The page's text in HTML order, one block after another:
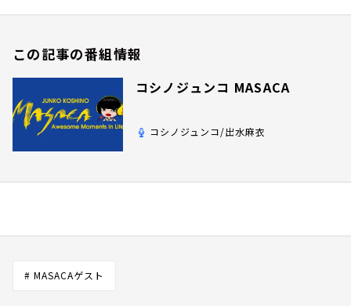
この記事の番組情報
コシノジュンコ MASACA
コシノジュンコ/出水麻衣
# MASACAゲスト